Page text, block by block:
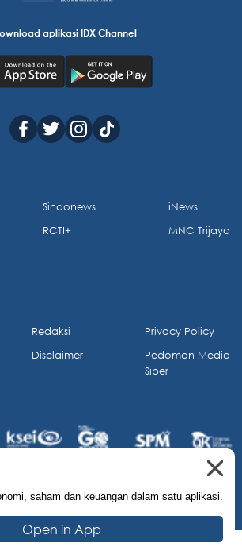
saham dan keuangan dalam satu aplikasi.
Open in App
aplikasi IDX Channel
Sindonews
RCTI+
iNews
MNC Trijaya
Redaksi
Disclaimer
Privacy Policy
Pedoman Media
Siber
IDX Channel. All Rights Reserved.